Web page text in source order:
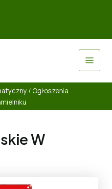
/ Ogłoszenia
W